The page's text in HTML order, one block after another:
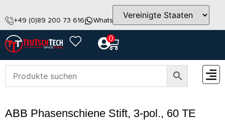
+49 (0)89 200 73 616 WhatsApp info@teutschtech.com
0
ABB Phasenschiene Stift, 3-pol., 60 TE